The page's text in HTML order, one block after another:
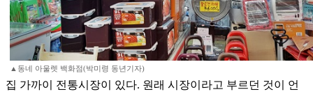
▲동네 아울렛 백화점(박미령 동년기자)
집 가까이 전통시장이 있다. 원래 시장이라고 부르던 것이 언